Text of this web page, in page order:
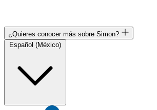
¿Quieres conocer más sobre Simon?